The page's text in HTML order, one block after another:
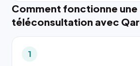
Comment fonctionne une
téléconsultation avec
1